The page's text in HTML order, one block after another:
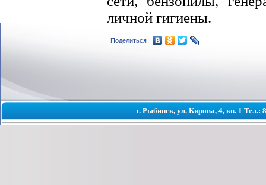
личной гигиены.
Поделиться
г. Рыбинск, ул. Кирова, 4, кв. 1 Тел.: